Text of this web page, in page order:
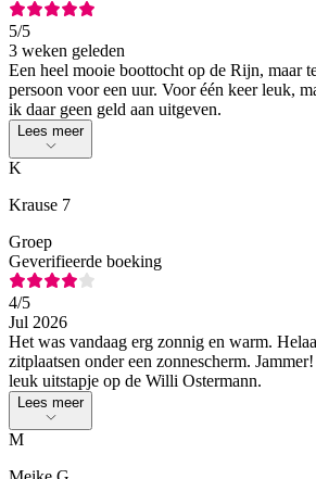
5/5
3 weken geleden
Een heel mooie boottocht op de Rijn, maar
persoon voor een uur. Voor één keer leuk,
ik daar geen geld aan uitgeven.
Lees meer
K
Krause 7
Groep
Geverifieerde boeking
4/5
Jul 2026
Het was vandaag erg zonnig en warm.
zitplaatsen onder een zonnescherm.
leuk uitstapje op de Willi Ostermann.
Lees meer
M